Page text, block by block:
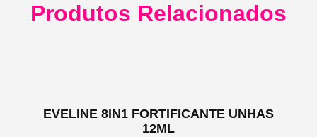
Produtos Relacionados
EVELINE 8IN1 FORTIFICANTE UNHAS
12ML